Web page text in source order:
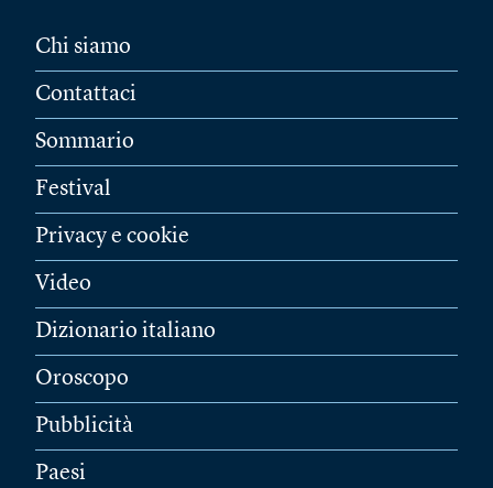
Chi siamo
Contattaci
Sommario
Festival
Privacy e cookie
Video
Dizionario italiano
Oroscopo
Pubblicità
Paesi